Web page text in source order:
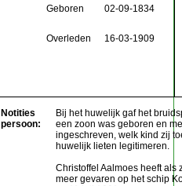
Geboren 02-09-1834
Overleden 16-03-1909
Notities
persoon:
Bij het huwelijk gaf het
een zoon was geboren en
ingeschreven, welk kind zij
huwelijk lieten legitimeren.
Christoffel Aalmoes heeft als
meer gevaren op het schip